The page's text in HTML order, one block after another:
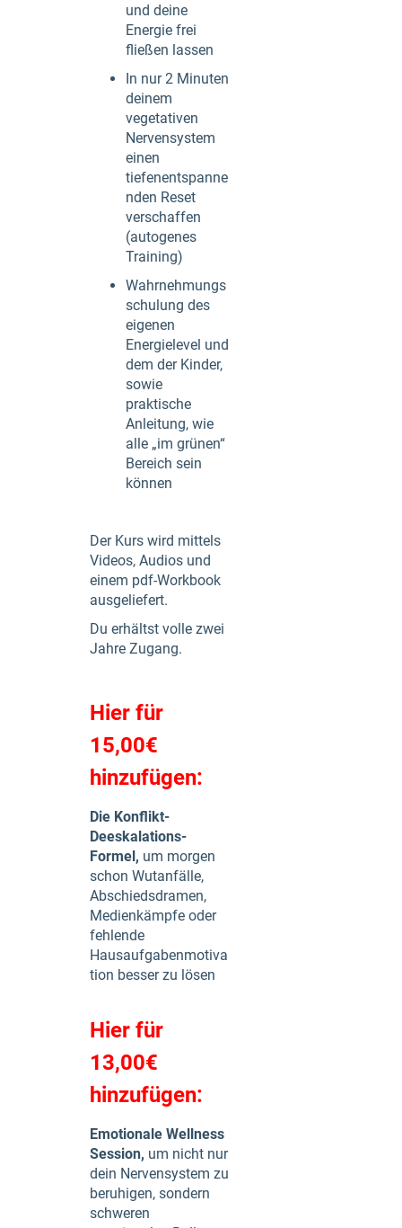
und deine
Energie frei
fließen lassen
In nur 2 Minuten
deinem
vegetativen
Nervensystem
einen
tiefenentspanne
nden Reset
verschaffen
(autogenes
Training)
Wahrnehmungs
schulung des
eigenen
Energielevel und
dem der Kinder,
sowie
praktische
Anleitung, wie
alle „im grünen“
Bereich sein
können
Der Kurs wird mittels
Videos, Audios und
einem pdf-Workbook
ausgeliefert.
Du erhältst volle zwei
Jahre Zugang.
Hier für
15,00€
hinzufügen:
Die Konflikt-
Deeskalations-
Formel, um morgen
schon Wutanfälle,
Abschiedsdramen,
Medienkämpfe oder
fehlende
Hausaufgabenmotiva
tion besser zu lösen
Hier für
13,00€
hinzufügen:
Emotionale Wellness
Session, um nicht nur
dein Nervensystem zu
beruhigen, sondern
schweren